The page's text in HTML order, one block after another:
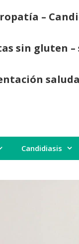
–
sin gluten
Candidiasis